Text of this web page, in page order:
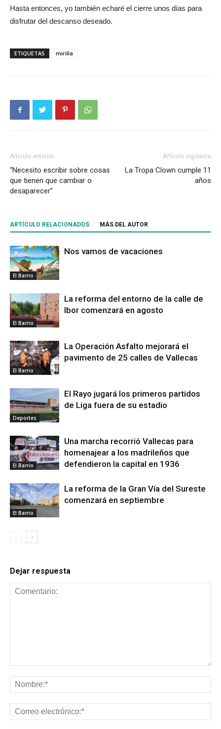
Hasta entonces, yo también echaré el cierre unos días para
disfrutar del descanso deseado.
ETIQUETAS mirilla
Artículo anterior
“Necesito escribir sobre cosas
que tienen que cambiar o
desaparecer”
Artículo siguiente
La Tropa Clown cumple 11
años
ARTÍCULO RELACIONADOS MÁS DEL AUTOR
El Barrio
Nos vamos de vacaciones
El Barrio
La reforma del entorno de la calle de
Ibor comenzará en agosto
El Barrio
La Operación Asfalto mejorará el
pavimento de 25 calles de Vallecas
Deportes
El Rayo jugará los primeros partidos
de Liga fuera de su estadio
El Barrio
Una marcha recorrió Vallecas para
homenajear a los madrileños que
defendieron la capital en 1936
El Barrio
La reforma de la Gran Vía del Sureste
comenzará en septiembre
Dejar respuesta